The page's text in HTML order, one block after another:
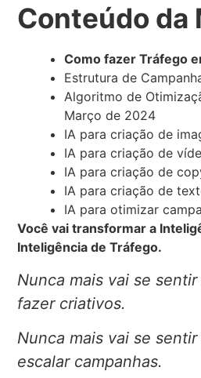
Conteúdo da
Como fazer Tráfego
Estrutura de
Algoritmo de
Março de 2024
IA para criação de
IA para criação de
IA para criação de
IA para criação de
IA para otimizar
Você vai transformar a
Inteligência de Tráfego.
Nunca mais vai se
fazer criativos.
Nunca mais vai se
escalar campanhas.